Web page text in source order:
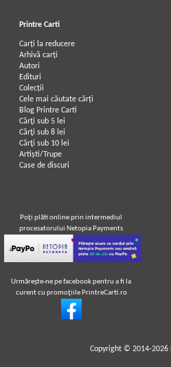
Printre Carti
Carți la reducere
Arhivă carți
Autori
Edituri
Colecții
Cele mai căutate cărți
Blog Printre Carti
Cărţi sub 5 lei
Cărţi sub 8 lei
Cărţi sub 10 lei
Artiști/Trupe
Case de discuri
Poţi plăti online prin intermediul
procesatorului Netopia Payments
Urmăreşte-ne pe facebook pentru a fi la
curent cu promoţiile PrintreCarti.ro
Copyright © 2014-2026